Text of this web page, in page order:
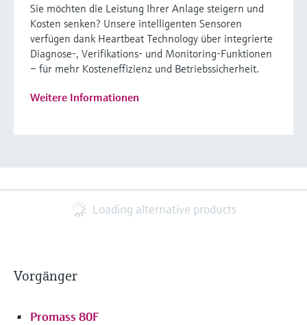
Sie möchten die Leistung Ihrer Anlage steigern und
Kosten senken? Unsere intelligenten Sensoren
verfügen dank Heartbeat Technology über integrierte
Diagnose-, Verifikations- und Monitoring-Funktionen
– für mehr Kosteneffizienz und Betriebssicherheit.
Weitere Informationen
Loading alternative products
Vorgänger
Promass 80F